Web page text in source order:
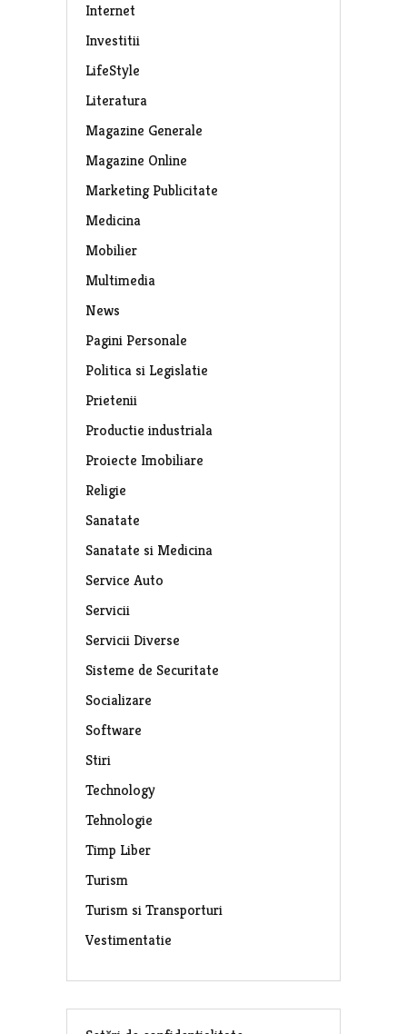
Internet
Investitii
LifeStyle
Literatura
Magazine Generale
Magazine Online
Marketing Publicitate
Medicina
Mobilier
Multimedia
News
Pagini Personale
Politica si Legislatie
Prietenii
Productie industriala
Proiecte Imobiliare
Religie
Sanatate
Sanatate si Medicina
Service Auto
Servicii
Servicii Diverse
Sisteme de Securitate
Socializare
Software
Stiri
Technology
Tehnologie
Timp Liber
Turism
Turism si Transporturi
Vestimentatie